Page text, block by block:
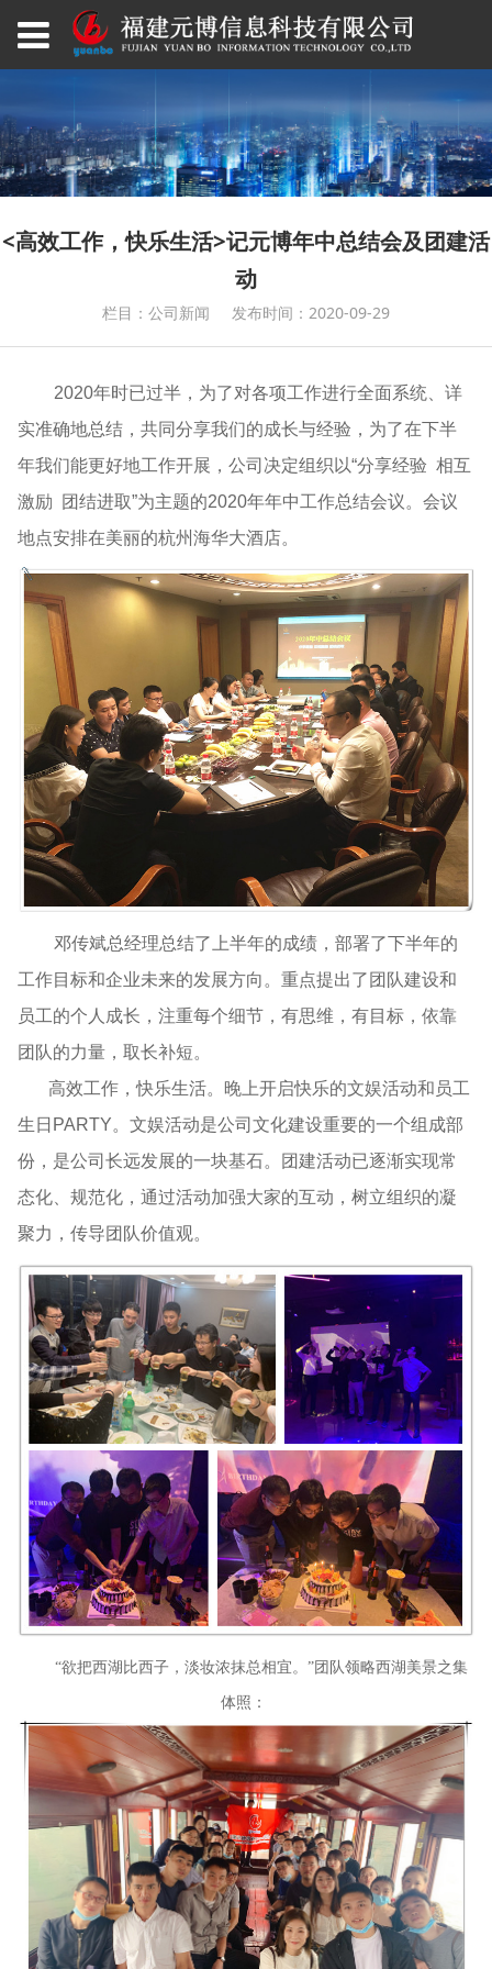
<高效工作，快乐生活>记元博年中总结会及团建活
动
栏目：公司新闻 发布时间：2020-09-29
2020年时已过半，为了对各项工作进行全面系统、详
实准确地总结，共同分享我们的成长与经验，为了在下半
年我们能更好地工作开展，公司决定组织以“分享经验 相互
激励 团结进取”为主题的2020年年中工作总结会议。会议
地点安排在美丽的杭州海华大酒店。
邓传斌总经理总结了上半年的成绩，部署了下半年的
工作目标和企业未来的发展方向。重点提出了团队建设和
员工的个人成长，注重每个细节，有思维，有目标，依靠
团队的力量，取长补短。
高效工作，快乐生活。晚上开启快乐的文娱活动和员工
生日PARTY。文娱活动是公司文化建设重要的一个组成部
份，是公司长远发展的一块基石。团建活动已逐渐实现常
态化、规范化，通过活动加强大家的互动，树立组织的凝
聚力，传导团队价值观。
“欲把西湖比西子，淡妆浓抹总相宜。”团队领略西湖美景之集
体照：